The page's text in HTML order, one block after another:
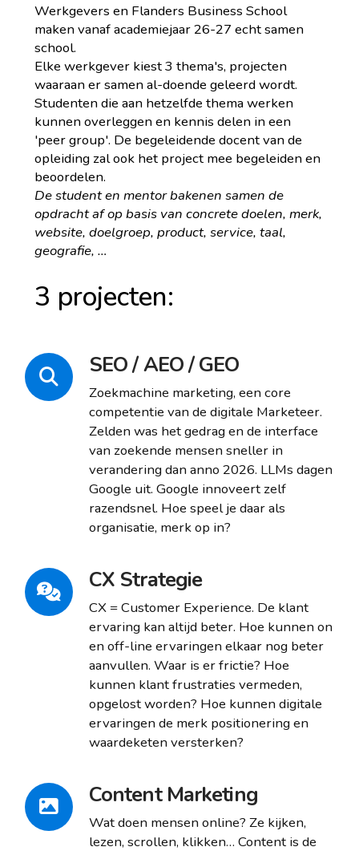
Werkgevers en Flanders Business School
maken vanaf academiejaar 26-27 echt samen
school.
Elke werkgever kiest 3 thema's, projecten
waaraan er samen al-doende geleerd wordt.
Studenten die aan hetzelfde thema werken
kunnen overleggen en kennis delen in een
'peer group'. De begeleidende docent van de
opleiding zal ook het project mee begeleiden en
beoordelen.
De student en mentor bakenen samen de
opdracht af op basis van concrete doelen, merk,
website, doelgroep, product, service, taal,
geografie, …
3 projecten:
SEO / AEO / GEO
Zoekmachine marketing, een core
competentie van de digitale Marketeer.
Zelden was het gedrag en de interface
van zoekende mensen sneller in
verandering dan anno 2026. LLMs dagen
Google uit. Google innoveert zelf
razendsnel. Hoe speel je daar als
organisatie, merk op in?
CX Strategie
CX = Customer Experience. De klant
ervaring kan altijd beter. Hoe kunnen on
en off-line ervaringen elkaar nog beter
aanvullen. Waar is er frictie? Hoe
kunnen klant frustraties vermeden,
opgelost worden? Hoe kunnen digitale
ervaringen de merk positionering en
waardeketen versterken?
Content Marketing
Wat doen mensen online? Ze kijken,
lezen, scrollen, klikken… Content is de